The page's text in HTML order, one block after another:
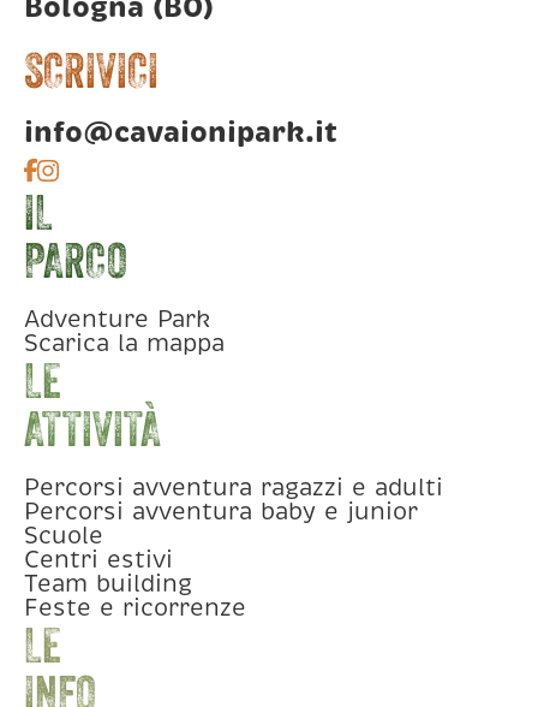
SCRIVICI
info@cavaionipark.it
IL
PARCO
Adventure Park
Scarica la mappa
LE
ATTIVITÀ
Percorsi avventura ragazzi e adulti
Percorsi avventura baby e junior
Scuole
Centri estivi
Team building
Feste e ricorrenze
LE
INFO